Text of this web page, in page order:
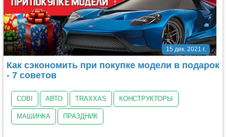
15 дек. 2021 г.
Как сэкономить при покупке модели в подарок
- 7 советов
COBI АВТО TRAXXAS КОНСТРУКТОРЫ
МАШИНКА ПРАЗДНИК